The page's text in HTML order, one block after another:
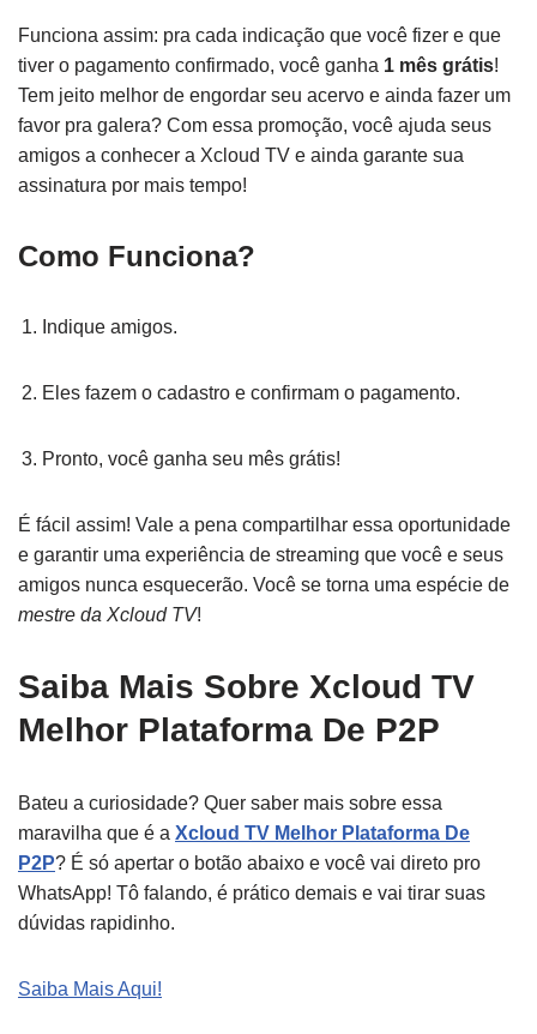
Funciona assim: pra cada indicação que você fizer e que
tiver o pagamento confirmado, você ganha 1 mês grátis!
Tem jeito melhor de engordar seu acervo e ainda fazer um
favor pra galera? Com essa promoção, você ajuda seus
amigos a conhecer a Xcloud TV e ainda garante sua
assinatura por mais tempo!
Como Funciona?
Indique amigos.
Eles fazem o cadastro e confirmam o pagamento.
Pronto, você ganha seu mês grátis!
É fácil assim! Vale a pena compartilhar essa oportunidade
e garantir uma experiência de streaming que você e seus
amigos nunca esquecerão. Você se torna uma espécie de
mestre da Xcloud TV!
Saiba Mais Sobre Xcloud TV
Melhor Plataforma De P2P
Bateu a curiosidade? Quer saber mais sobre essa
maravilha que é a Xcloud TV Melhor Plataforma De
P2P? É só apertar o botão abaixo e você vai direto pro
WhatsApp! Tô falando, é prático demais e vai tirar suas
dúvidas rapidinho.
Saiba Mais Aqui!